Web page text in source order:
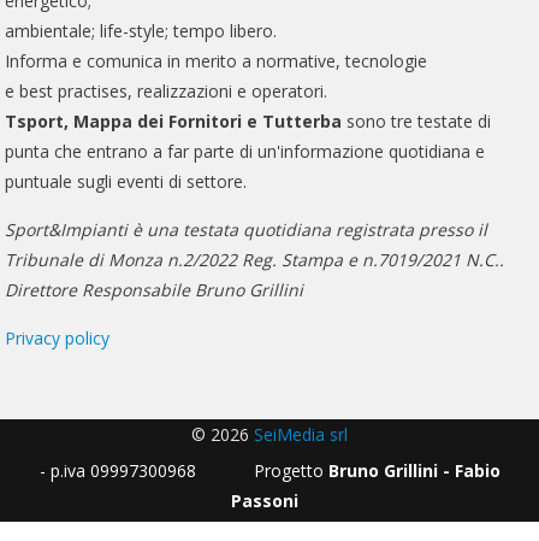
ambientale; life-style; tempo libero.
Informa e comunica in merito a normative, tecnologie
e best practises, realizzazioni e operatori.
Tsport, Mappa dei Fornitori e Tutterba sono tre testate di
punta che entrano a far parte di un'informazione quotidiana e
puntuale sugli eventi di settore.
Sport&Impianti è una testata quotidiana registrata presso il
Tribunale di Monza n.2/2022 Reg. Stampa e n.7019/2021 N.C..
Direttore Responsabile Bruno Grillini
Privacy policy
© 2026 SeiMedia srl
- p.iva 09997300968 Progetto Bruno Grillini - Fabio
Passoni